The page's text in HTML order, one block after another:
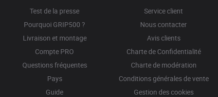
Test de la presse
Pourquoi GRIP500 ?
Livraison et montage
Compte PRO
Questions fréquentes
Pays
Guide
Service client
Nous contacter
Avis clients
Charte de Confidentialité
Charte de modération
Conditions générales de vente
Gestion des cookies